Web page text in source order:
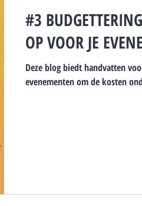
#3
OP VOOR JE
Deze blog biedt handvatten
evenementen om de kosten